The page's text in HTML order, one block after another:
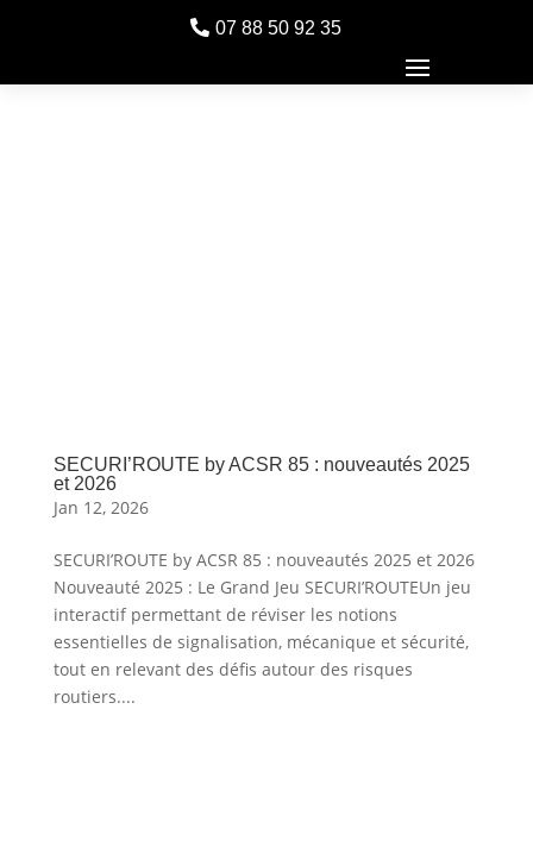
07 88 50 92 35
SECURI’ROUTE by ACSR 85 : nouveautés 2025
et 2026
Jan 12, 2026
SECURI’ROUTE by ACSR 85 : nouveautés 2025 et 2026
Nouveauté 2025 : Le Grand Jeu SECURI’ROUTEUn jeu
interactif permettant de réviser les notions
essentielles de signalisation, mécanique et sécurité,
tout en relevant des défis autour des risques
routiers....